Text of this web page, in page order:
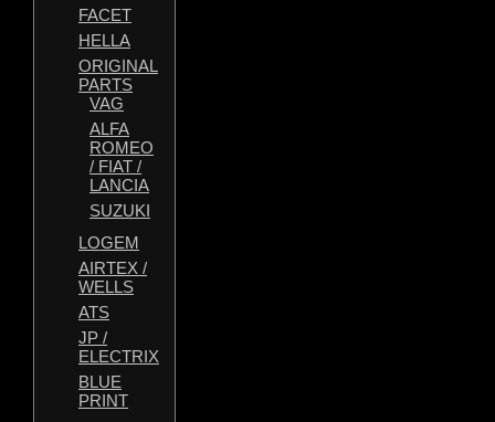
FACET
HELLA
ORIGINAL
PARTS
VAG
ALFA
ROMEO
/ FIAT /
LANCIA
SUZUKI
LOGEM
AIRTEX /
WELLS
ATS
JP /
ELECTRIX
BLUE
PRINT